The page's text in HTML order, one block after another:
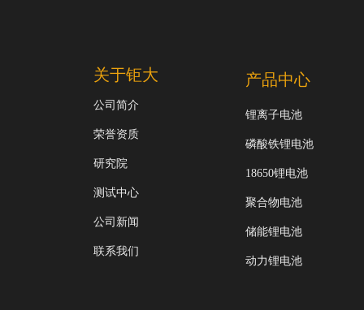
关于钜大
公司简介
荣誉资质
研究院
测试中心
公司新闻
联系我们
产品中心
锂离子电池
磷酸铁锂电池
18650锂电池
聚合物电池
储能锂电池
动力锂电池